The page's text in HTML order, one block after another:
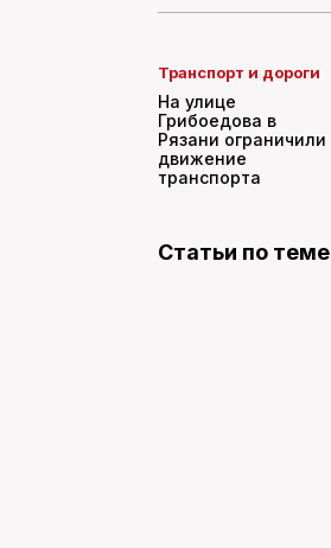
Транспорт и дороги
На улице
Грибоедова в
Рязани ограничили
движение
транспорта
Статьи по теме